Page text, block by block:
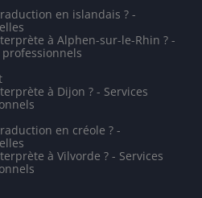
en islandais ? -
à Alphen-sur-le-Rhin ? -
à Dijon ? - Services
en créole ? -
à Vilvorde ? - Services